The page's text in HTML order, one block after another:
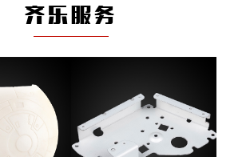
齐乐服务